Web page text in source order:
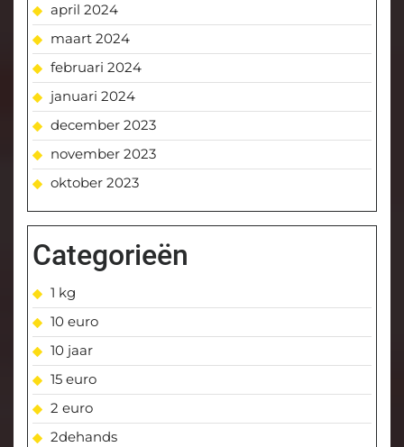
april 2024
maart 2024
februari 2024
januari 2024
december 2023
november 2023
oktober 2023
Categorieën
1 kg
10 euro
10 jaar
15 euro
2 euro
2dehands